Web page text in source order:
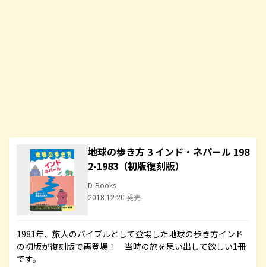
地球の歩き方 3 インド・ネパール 198
2-1983（初版復刻版）
D-Books
2018.12.20 発売
1981年、旅人のバイブルとして登場した地球の歩き方インド
の初版が復刻版で再登場！ 当時の旅を思い出して欲しい1冊
です。